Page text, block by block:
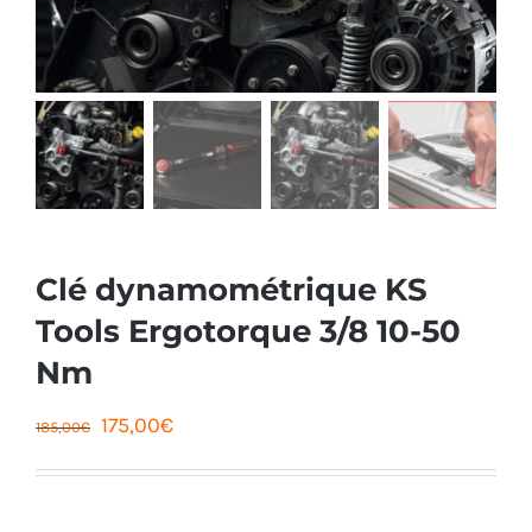
Clé dynamométrique KS
Tools Ergotorque 3/8 10-50
Nm
185,00€ Le
175,00€Le